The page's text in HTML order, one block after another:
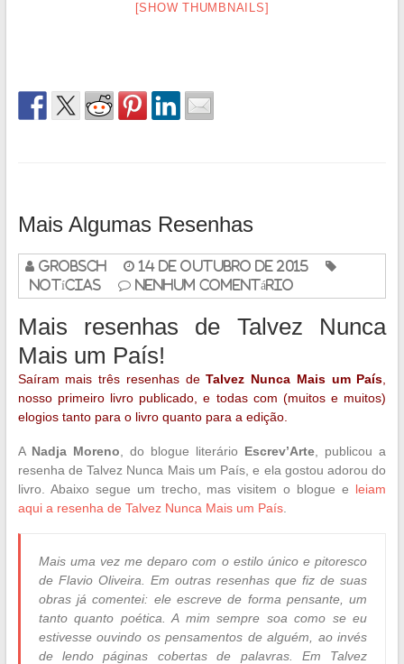
[SHOW THUMBNAILS]
Mais Algumas Resenhas
grobsch
14 de outubro de 2015
Notícias
Nenhum Comentário
Mais resenhas de Talvez Nunca
Mais um País!
Saíram mais três resenhas deTalvez Nunca Mais um País
nosso primeiro livro publicado, e todas com (muitos e muitos)
elogios tanto para o livro quanto para a edição.
A Nadja Moreno , do blogue literário Escrev’Arte , publicou a
resenha de Talvez Nunca Mais um País, e ela gostou adorou do
livro. Abaixo segue um trecho, mas visitem o blogue e leiam
aqui a resenha de Talvez Nunca Mais um País.
Mais uma vez me deparo com o estilo único e pitoresco
de Flavio Oliveira. Em outras resenhas que fiz de suas
obras já comentei: ele escreve de forma pensante, um
tanto quanto poética. A mim sempre soa como se eu
estivesse ouvindo os pensamentos de alguém, ao invés
de lendo páginas cobertas de palavras. Em Talvez